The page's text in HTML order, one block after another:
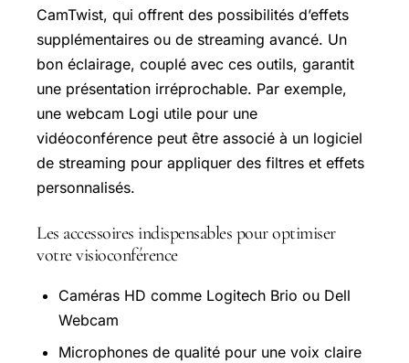
CamTwist, qui offrent des possibilités d’effets
supplémentaires ou de streaming avancé. Un
bon éclairage, couplé avec ces outils, garantit
une présentation irréprochable. Par exemple,
une webcam Logi utile pour une
vidéoconférence peut être associé à un logiciel
de streaming pour appliquer des filtres et effets
personnalisés.
Les accessoires indispensables pour optimiser
votre visioconférence
Caméras HD comme Logitech Brio ou Dell
Webcam
Microphones de qualité pour une voix claire